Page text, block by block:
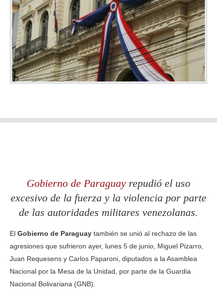
Gobierno de Paraguay repudió el uso
excesivo de la fuerza y la violencia por parte
de las autoridades militares venezolanas.
El Gobierno de Paraguay también se unió al rechazo de las
agresiones que sufrieron ayer, lunes 5 de junio, Miguel Pizarro,
Juan Requesens y Carlos Paparoni, diputados a la Asamblea
Nacional por la Mesa de la Unidad, por parte de la Guardia
Nacional Bolivariana (GNB).